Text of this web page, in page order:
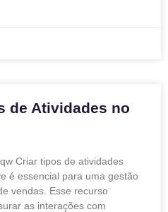
de Atividades no
Criar tipos de atividades
é essencial para uma gestão
vendas. Esse recurso
as interações com